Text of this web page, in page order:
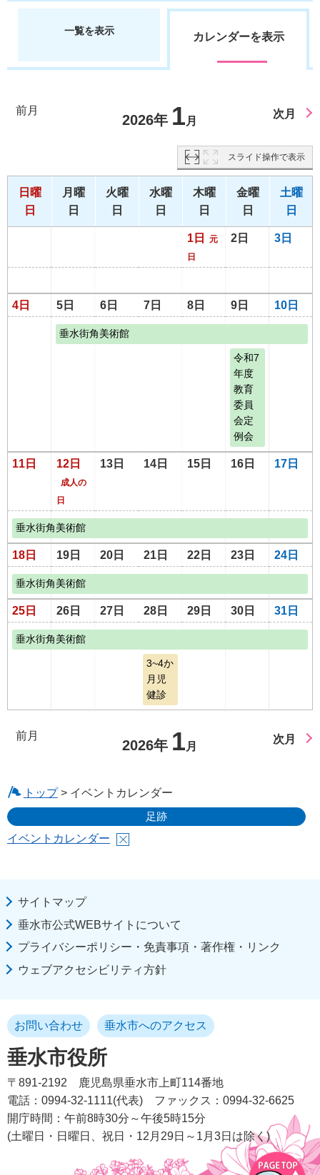
一覧を表示 カレンダーを表示
前月
2026年 1 月
次月
スライド操作で表示
日曜
日
月曜
日
火曜
日
水曜
日
木曜
日
金曜
日
土曜
日
1日
元
日
2日 3日
4日 5日 6日 7日 8日 9日 10日
垂水街角美術館
令和7
年度
教育
委員
会定
例会
11日 12日
成人の
日
13日 14日 15日 16日 17日
垂水街角美術館
18日 19日 20日 21日 22日 23日 24日
垂水街角美術館
25日 26日 27日 28日 29日 30日 31日
垂水街角美術館
3~4か
月児
健診
前月
2026年 1 月
次月
トップ> イベントカレンダー
足跡
イベントカレンダー
サイトマップ
垂水市公式WEBサイトについて
プライバシーポリシー・免責事項・著作権・リンク
ウェブアクセシビリティ方針
垂水市役所
お問い合わせ 垂水市へのアクセス
〒891-2192
鹿児島県垂水市上町114番地
電話：0994-32-1111(代表)
ファックス：0994-32-6625
開庁時間：午前8時30分～午後5時15分
(土曜日・日曜日、祝日・12月29日～1月3日は除く)